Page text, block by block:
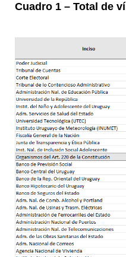
Cuadro 1 – Total de